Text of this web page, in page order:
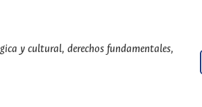
y cultural, derechos fundamentales,